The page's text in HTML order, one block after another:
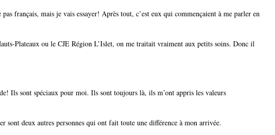
français, mais je vais essayer! Après tout, c’est eux qui commençaient à me parler en
Plateaux ou le CJE Région L’Islet, on me traitait vraiment aux petits soins. Donc il
Ils sont spéciaux pour moi. Ils sont toujours là, ils m’ont appris les valeurs
deux autres personnes qui ont fait toute une différence à mon arrivée.